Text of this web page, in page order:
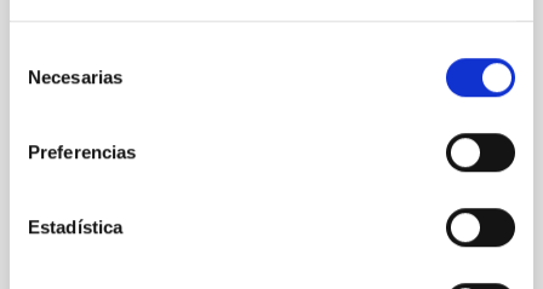
Necesarias
Preferencias
Estadística
Joining forces: 30 years of optical
We present extended optical monitoring of the
observations from different observatories in both
technique. This technique uses a region far enough